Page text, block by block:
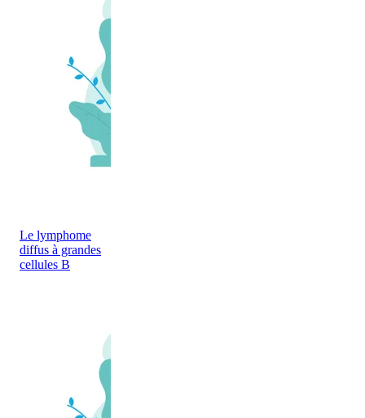
Le lymphome
diffus à grandes
cellules B